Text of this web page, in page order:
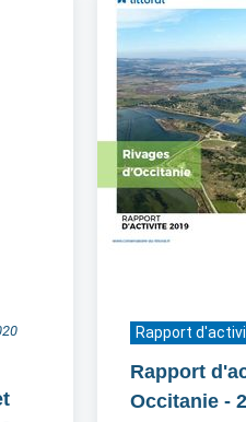
Rapport
Rapport
Occitanie -